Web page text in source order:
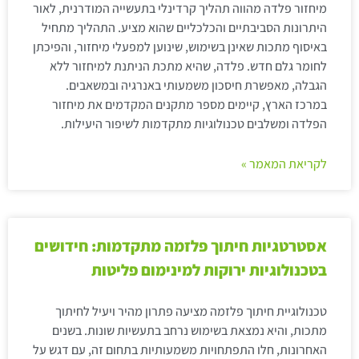
מיחזור פלדה מהווה תהליך קרדינלי בתעשייה המודרנית, לאור
היתרונות הסביבתיים והכלכליים שהוא מציע. התהליך מתחיל
באיסוף מתכות שאינן בשימוש, שינוען למפעלי מיחזור, והפיכתן
לחומר גלם חדש. פלדה, שהיא מתכת הניתנת למיחזור ללא
הגבלה, מאפשרת חיסכון משמעותי באנרגיה ובמשאבים.
במרכז הארץ, קיימים מספר מתקנים המקדמים את מיחזור
הפלדה ומשלבים טכנולוגיות מתקדמות לשיפור היעילות.
לקריאת המאמר »
אסטרטגיות חיתוך פלזמה מתקדמות: חידושים
בטכנולוגיות ירוקות למינימום פליטות
טכנולוגיית חיתוך פלזמה מציעה פתרון מהיר ויעיל לחיתוך
מתכות, והיא נמצאת בשימוש נרחב בתעשיות שונות. בשנים
האחרונות, חלו התפתחויות משמעותיות בתחום זה, עם דגש על